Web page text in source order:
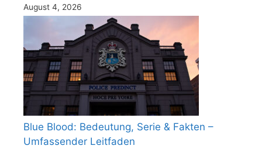
August 4, 2026
Blue Blood: Bedeutung, Serie & Fakten –
Umfassender Leitfaden